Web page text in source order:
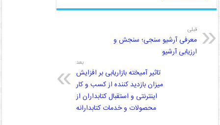
قبلی
معرفی آرشیو سنجی؛ سنجش و
ارزیابی آرشیو
بعد
تاثیر آمیخته بازاریابی بر افزایش
میزان بازدید کننده از کسب و کار
اینترنتی و استقبال کتابداران از
محصولات و خدمات کتابدارانه